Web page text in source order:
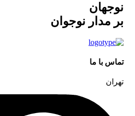
نوجهان
بر مدار نوجوان
تماس با ما
تهران